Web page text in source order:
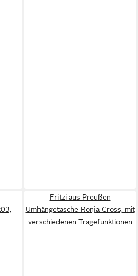
Fritzi aus Preußen
Umhängetasche Ronja Cross, mit
verschiedenen Tragefunktionen